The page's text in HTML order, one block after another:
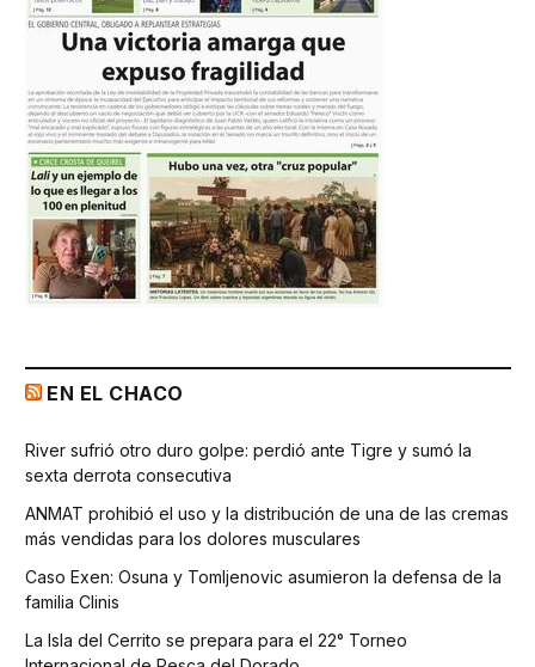
EN EL CHACO
River sufrió otro duro golpe: perdió ante Tigre y sumó la
sexta derrota consecutiva
ANMAT prohibió el uso y la distribución de una de las cremas
más vendidas para los dolores musculares
Caso Exen: Osuna y Tomljenovic asumieron la defensa de la
familia Clinis
La Isla del Cerrito se prepara para el 22° Torneo